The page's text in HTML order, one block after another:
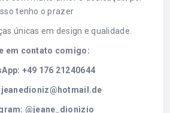
tenho o prazer
únicas em design e qualidade.
em contato comigo:
+49 176 21240644
jeanedioniz@hotmail.de
@jeane_dionizio